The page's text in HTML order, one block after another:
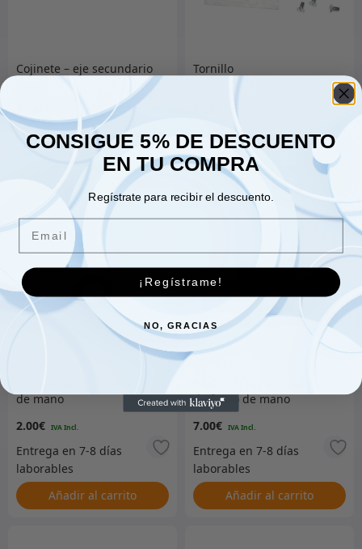
Cojinete – eje secundario
Añadir al carrito
Tornillo
Añadir al carrito
de mano
2.00€
Añadir al carrito
de freno de mano
7.00€
Añadir al carrito
CONSIGUE 5% DE DESCUENTO
EN TU COMPRA
Regístrate para recibir el descuento.
¡Regístrame!
NO, GRACIAS